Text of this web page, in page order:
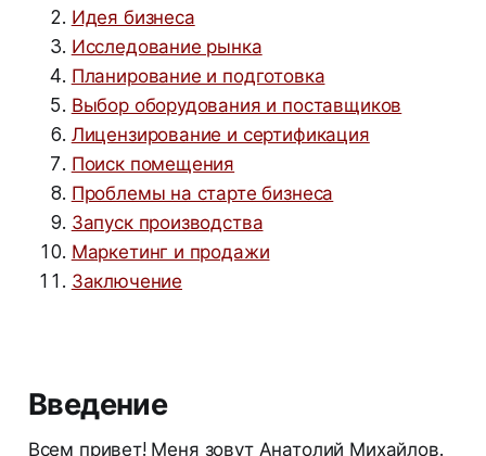
Идея бизнеса
Исследование рынка
Планирование и подготовка
Выбор оборудования и поставщиков
Лицензирование и сертификация
Поиск помещения
Проблемы на старте бизнеса
Запуск производства
Маркетинг и продажи
Заключение
Введение
Всем привет! Меня зовут Анатолий Михайлов.